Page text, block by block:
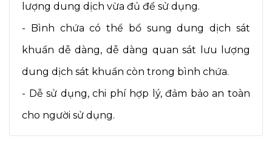
lượng dung dịch vừa đủ để sử dụng.
- Bình chứa có thể bổ sung dung dịch sát
khuẩn dễ dàng, dễ dàng quan sát lưu lượng
dung dịch sát khuẩn còn trong bình chứa.
- Dễ sử dụng, chi phí hợp lý, đảm bảo an toàn
cho người sử dụng.